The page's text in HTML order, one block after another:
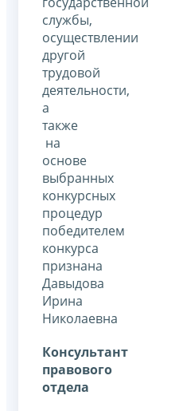
службы,
осуществлении
другой
трудовой
деятельности,
а
также
на
основе
выбранных
конкурсных
процедур
победителем
конкурса
признана
Давыдова
Ирина
Николаевна
Консультант
правового
отдела